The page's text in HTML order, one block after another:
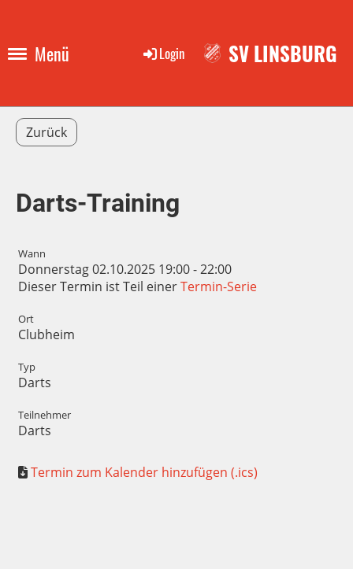
Menü Login SV LINSBURG
Zurück
Darts-Training
Wann
Donnerstag 02.10.2025 19:00 - 22:00
Dieser Termin ist Teil einerTermin-Serie
Ort
Clubheim
Typ
Darts
Teilnehmer
Darts
Termin zum Kalender hinzufügen (.ics)